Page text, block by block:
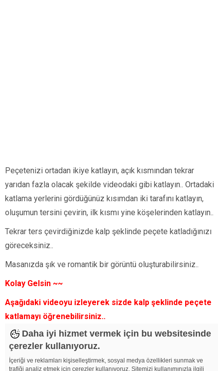
Peçetenizi ortadan ikiye katlayın, açık kısmından tekrar
yarıdan fazla olacak şekilde videodaki gibi katlayın.. Ortadaki
katlama yerlerini gördüğünüz kısımdan iki tarafını katlayın,
oluşumun tersini çevirin, ilk kısmı yine köşelerinden katlayın..
Tekrar ters çevirdiğinizde kalp şeklinde peçete katladığınızı
göreceksiniz..
Masanızda şık ve romantik bir görüntü oluşturabilirsiniz..
Kolay Gelsin ~~
Aşağıdaki videoyu izleyerek sizde kalp şeklinde peçete
katlamayı öğrenebilirsiniz..